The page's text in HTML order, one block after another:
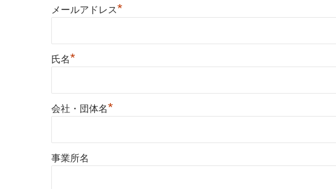
メールアドレス*
氏名*
会社・団体名*
事業所名